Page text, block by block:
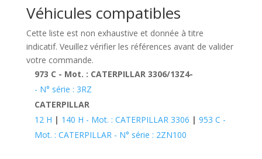
Véhicules compatibles
Cette liste est non exhaustive et donnée à titre
indicatif. Veuillez vérifier les références avant de valider
votre commande.
973 C - Mot. : CATERPILLAR 3306/13Z4-
- N° série : 3RZ
CATERPILLAR
12 H | 140 H - Mot. : CATERPILLAR 3306 | 953 C -
Mot. : CATERPILLAR - N° série : 2ZN100